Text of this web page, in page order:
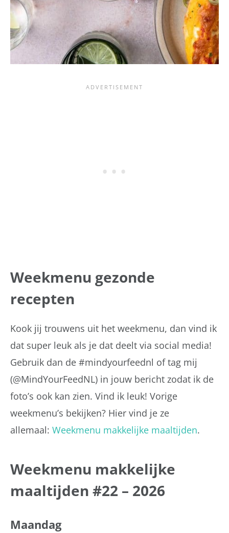
Weekmenu gezonde
recepten
Kook jij trouwens uit het weekmenu, dan vind ik
dat super leuk als je dat deelt via social media!
Gebruik dan de #mindyourfeednl of tag mij
(@MindYourFeedNL) in jouw bericht zodat ik de
foto’s ook kan zien. Vind ik leuk! Vorige
weekmenu’s bekijken? Hier vind je ze
allemaal: Weekmenu makkelijke maaltijden.
Weekmenu makkelijke
maaltijden #22 – 2026
Maandag